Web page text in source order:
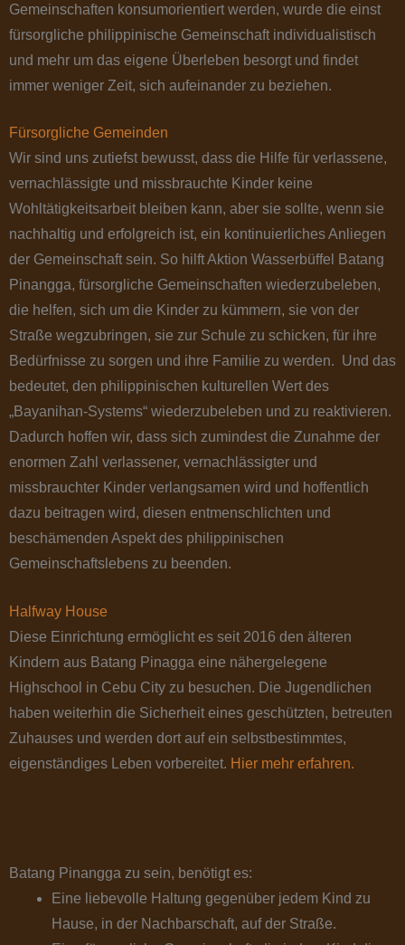
Gemeinschaften konsumorientiert werden, wurde die einst
fürsorgliche philippinische Gemeinschaft individualistisch
und mehr um das eigene Überleben besorgt und findet
immer weniger Zeit, sich aufeinander zu beziehen.
Fürsorgliche Gemeinden
Wir sind uns zutiefst bewusst, dass die Hilfe für verlassene,
vernachlässigte und missbrauchte Kinder keine
Wohltätigkeitsarbeit bleiben kann, aber sie sollte, wenn sie
nachhaltig und erfolgreich ist, ein kontinuierliches Anliegen
der Gemeinschaft sein. So hilft Aktion Wasserbüffel Batang
Pinangga, fürsorgliche Gemeinschaften wiederzubeleben,
die helfen, sich um die Kinder zu kümmern, sie von der
Straße wegzubringen, sie zur Schule zu schicken, für ihre
Bedürfnisse zu sorgen und ihre Familie zu werden. Und das
bedeutet, den philippinischen kulturellen Wert des
„Bayanihan-Systems“ wiederzubeleben und zu reaktivieren.
Dadurch hoffen wir, dass sich zumindest die Zunahme der
enormen Zahl verlassener, vernachlässigter und
missbrauchter Kinder verlangsamen wird und hoffentlich
dazu beitragen wird, diesen entmenschlichten und
beschämenden Aspekt des philippinischen
Gemeinschaftslebens zu beenden.
Halfway House
Diese Einrichtung ermöglicht es seit 2016 den älteren
Kindern aus Batang Pinagga eine nähergelegene
Highschool in Cebu City zu besuchen. Die Jugendlichen
haben weiterhin die Sicherheit eines geschützten, betreuten
Zuhauses und werden dort auf ein selbstbestimmtes,
eigenständiges Leben vorbereitet. Hier mehr erfahren.
Batang Pinangga zu sein, benötigt es:
Eine liebevolle Haltung gegenüber jedem Kind zu
Hause, in der Nachbarschaft, auf der Straße.